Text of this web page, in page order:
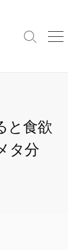
検
メ
と食欲
タ分